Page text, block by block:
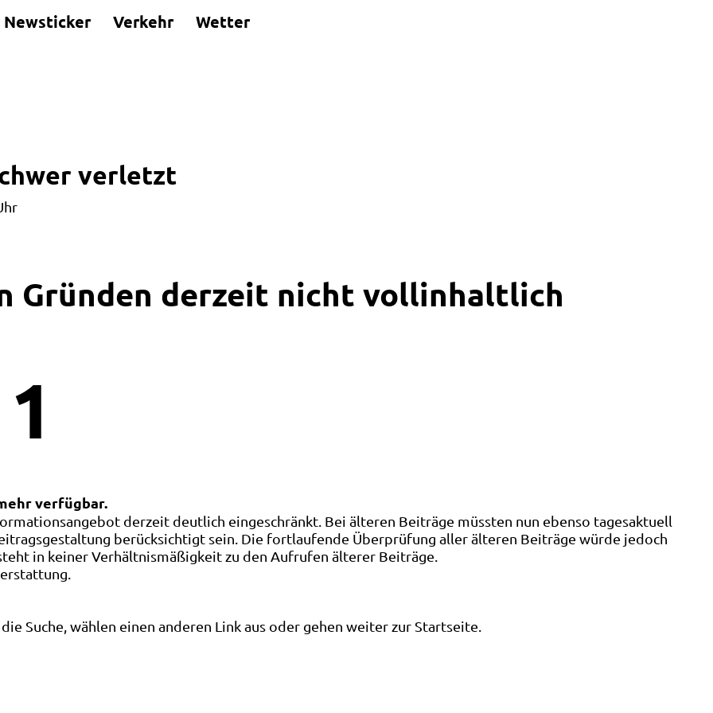
Newsticker Verkehr Wetter
verletzt
Gründen derzeit nicht vollinhaltlich
1
verfügbar.
derzeit deutlich eingeschränkt. Bei älteren Beiträge müssten nun ebenso tagesaktuell
berücksichtigt sein. Die fortlaufende Überprüfung aller älteren Beiträge würde jedoch
in keiner Verhältnismäßigkeit zu den Aufrufen älterer Beiträge.
Suche, wählen einen anderen Link aus oder gehen weiter zur Startseite.